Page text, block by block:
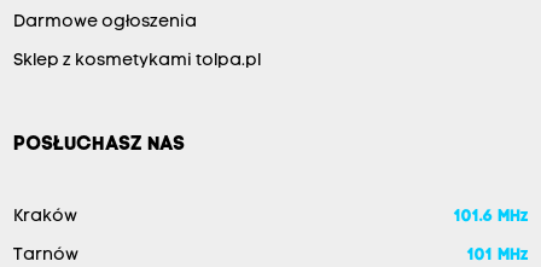
Darmowe ogłoszenia
Sklep z kosmetykami tolpa.pl
POSŁUCHASZ NAS
Kraków 101.6 MHz
Tarnów 101 MHz